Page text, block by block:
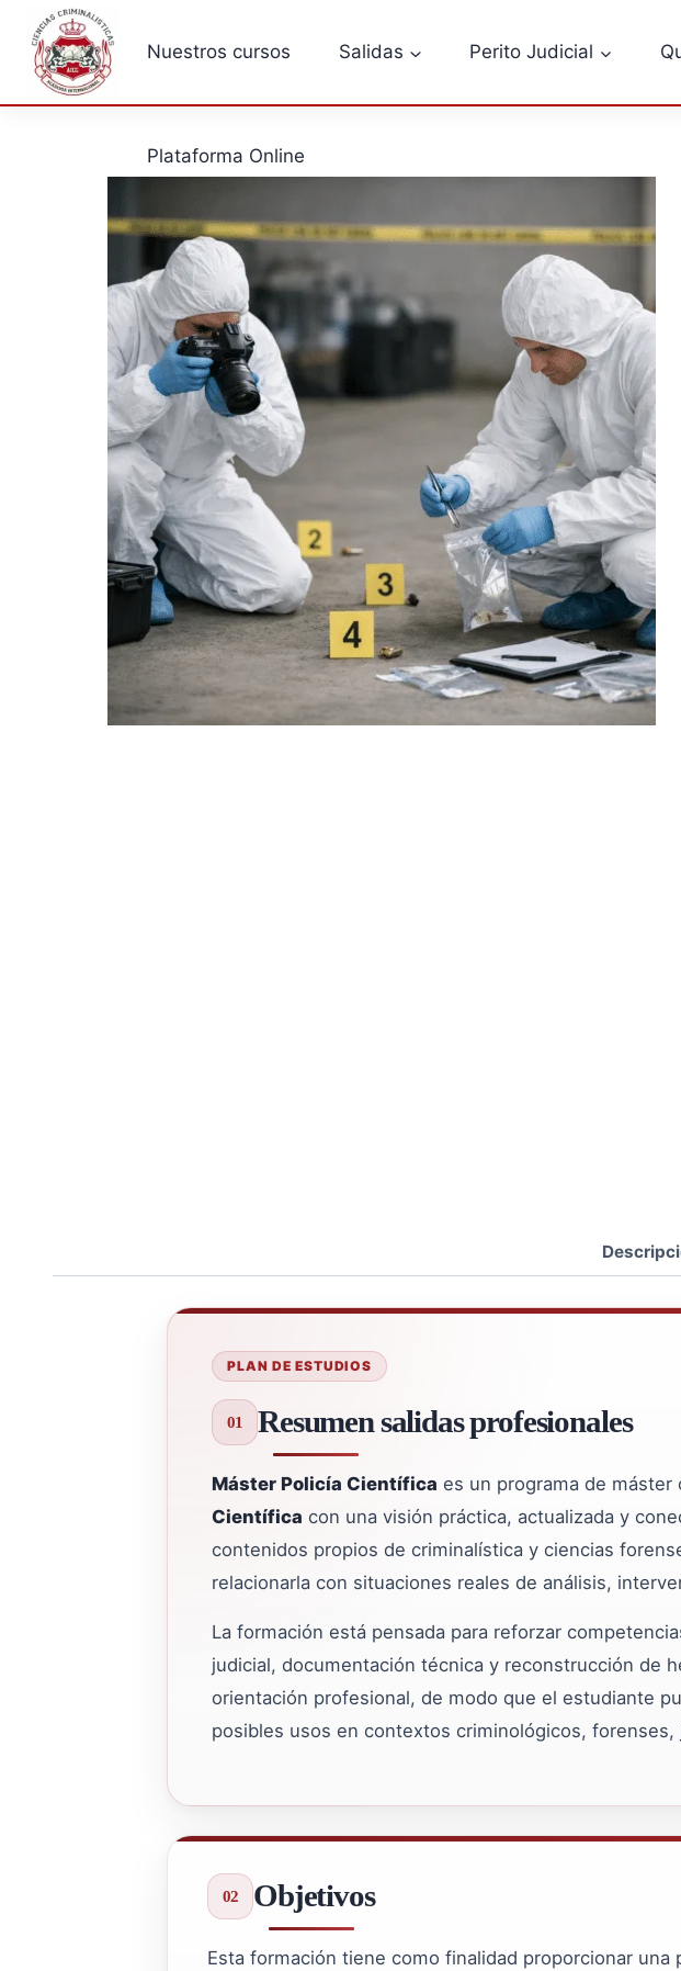
Saltar
contenido
Nuestros cursos Salidas Perito Judicial
Plataforma Online
PLAN DE ESTUDIOS
Resumen salidas profesionales
Máster Policía Científica es un programa de máster
Científica con una visión práctica, actualizada y
contenidos propios de criminalística y ciencias
relacionarla con situaciones reales de análisis,
La formación está pensada para reforzar
judicial, documentación técnica y reconstrucción de
orientación profesional, de modo que el estudiante
posibles usos en contextos criminológicos,
Objetivos
Esta formación tiene como finalidad proporcionar